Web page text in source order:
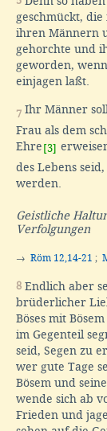
geschmückt,
ihren Männern
gehorchte und
geworden,
einjagen laßt.
7 Ihr Männer
Frau als dem
Ehre [3]
des Lebens
werden.
Geistliche
Verfolgungen
→ Röm 12,14-21 ;
8 Endlich aber
brüderlicher
Böses mit
im Gegenteil
seid, Segen zu
wer gute Tage
Bösem und
wende sich ab
Frieden und